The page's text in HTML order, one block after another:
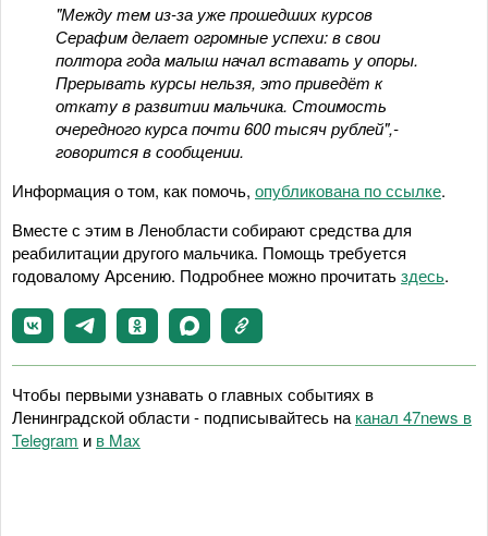
"Между тем из-за уже прошедших курсов
Серафим делает огромные успехи: в свои
полтора года малыш начал вставать у опоры.
Прерывать курсы нельзя, это приведёт к
откату в развитии мальчика. Стоимость
очередного курса почти 600 тысяч рублей",-
говорится в сообщении.
Информация о том, как помочь, опубликована по ссылке.
Вместе с этим в Ленобласти собирают средства для
реабилитации другого мальчика. Помощь требуется
годовалому Арсению. Подробнее можно прочитатьздесь.
Чтобы первыми узнавать о главных событиях в
Ленинградской области - подписывайтесь на канал 47news в
Telegram и в Maх